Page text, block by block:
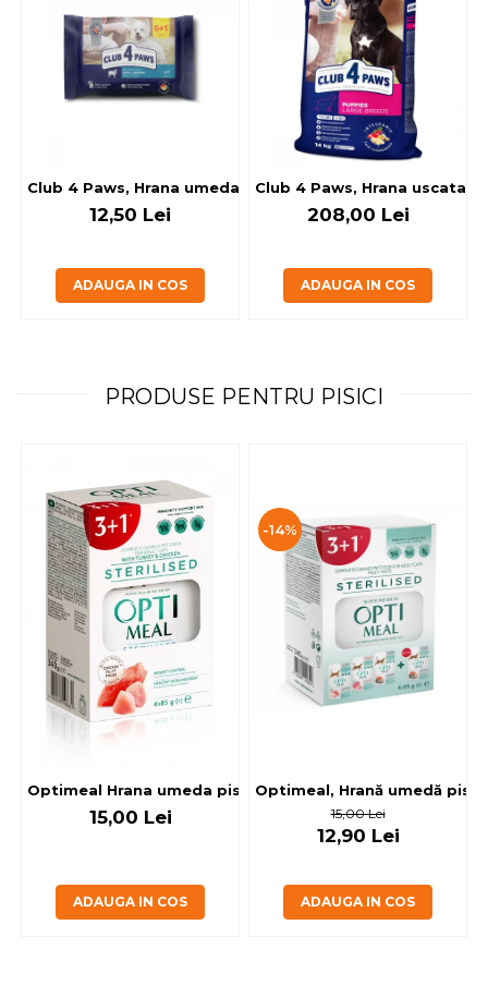
Club 4 Paws, Hrana umeda caini - cu miel, set 5+1, 6x80 g
12,50 Lei
ADAUGA IN COS
Club 4 Paws, Hrana uscata
208,00 Lei
ADAUGA IN COS
PRODUSE PENTRU PISICI
Optimeal Hrana umeda pisici
15,00 Lei
ADAUGA IN COS
-14%
Optimeal, Hrană umedă
15,00 Lei
12,90 Lei
ADAUGA IN COS